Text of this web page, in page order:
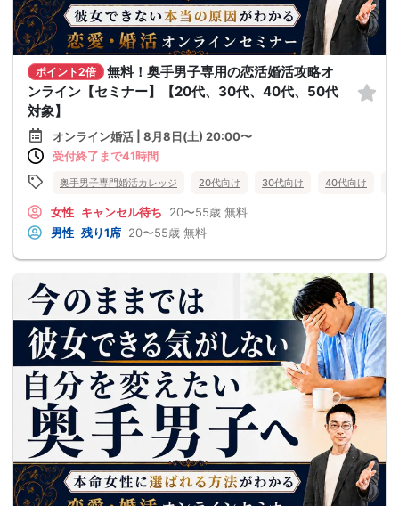
ポイント2倍
無料！奥手男子専用の恋活婚活攻略オ
ンライン【セミナー】【20代、30代、40代、50代
対象】
オンライン婚活 | 8月8日(土) 20:00〜
受付終了まで41時間
奥手男子専門婚活カレッジ 20代向け 30代向け 40代向け
女性 キャンセル待ち 20〜55歳 無料
男性 残り1席 20〜55歳 無料